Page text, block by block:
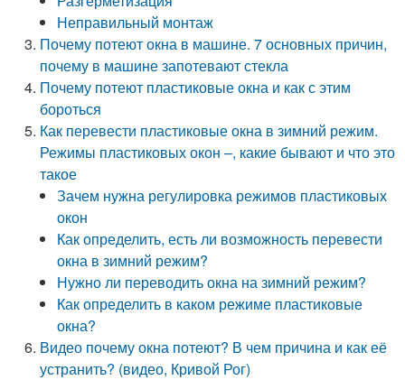
Неправильный монтаж
Почему потеют окна в машине. 7 основных причин,
почему в машине запотевают стекла
Почему потеют пластиковые окна и как с этим
бороться
Как перевести пластиковые окна в зимний режим.
Режимы пластиковых окон –, какие бывают и что это
такое
Зачем нужна регулировка режимов пластиковых
окон
Как определить, есть ли возможность перевести
окна в зимний режим?
Нужно ли переводить окна на зимний режим?
Как определить в каком режиме пластиковые
окна?
Видео почему окна потеют? В чем причина и как её
устранить? (видео, Кривой Рог)